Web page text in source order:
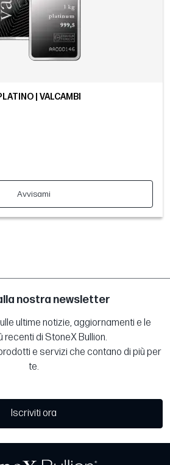
| VALCAMBI
Avvisami
nostra newsletter
ultime notizie, aggiornamenti e le
recenti di StoneX Bullion.
e servizi che contano di più per
te.
Iscriviti ora